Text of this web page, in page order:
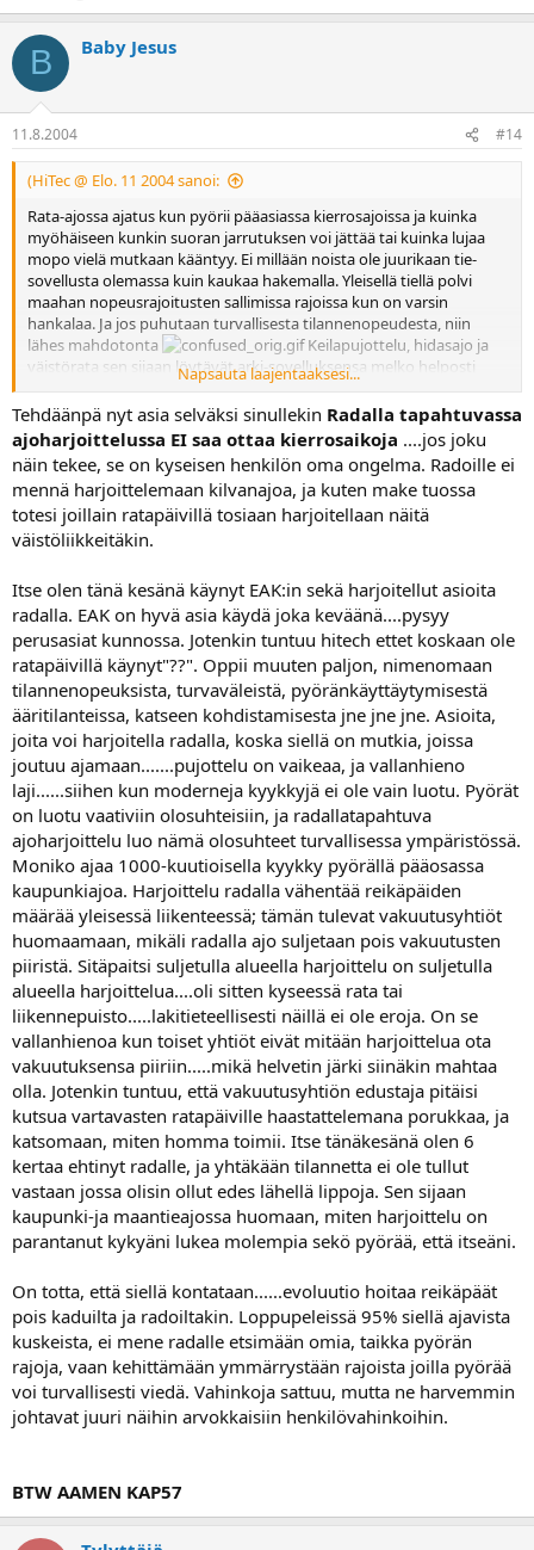
B Baby Jesus
11.8.2004 #14
(HiTec @ Elo. 11 2004 sanoi:
Rata-ajossa ajatus kun pyörii pääasiassa kierrosajoissa ja kuinka
myöhäiseen kunkin suoran jarrutuksen voi jättää tai kuinka lujaa
mopo vielä mutkaan kääntyy. Ei millään noista ole juurikaan tie-
sovellusta olemassa kuin kaukaa hakemalla. Yleisellä tiellä polvi
maahan nopeusrajoitusten sallimissa rajoissa kun on varsin
hankalaa. Ja jos puhutaan turvallisesta tilannenopeudesta, niin
lähes mahdotonta
Keilapujottelu, hidasajo ja
väistörata sen sijaan löytävät arki-sovelluksensa melko helposti
kaupunkiliikenteestä ja hirvikolarin väistämisestä. Vaan kuinka
monella ratapäivällä näitä harjoitellaan? Miksi ylipäätään nämä em.
harjoitteet pitäisi tapahtua radalla, kun tarkoitukseen riittäisi vaikka
suljettu parkkialue? Ymmärtääkseni vakuutusyhtiöidenkin
suhtautuminen tuollaiseen parkkialue-harjoitteluun on kuitenkin
selkeästi myönteisempi, sillä niissä harvemmin on pelkoa
kierrosaikojen aiheuttamasta kilpailuvietistä
Napsauta laajentaaksesi...
Tehdäänpä nyt asia selväksi sinullekin Radalla tapahtuvassa
ajoharjoittelussa EI saa ottaa kierrosaikoja ....jos joku
näin tekee, se on kyseisen henkilön oma ongelma. Radoille ei
mennä harjoittelemaan kilvanajoa, ja kuten make tuossa
totesi joillain ratapäivillä tosiaan harjoitellaan näitä
väistöliikkeitäkin.
Itse olen tänä kesänä käynyt EAK:in sekä harjoitellut asioita
radalla. EAK on hyvä asia käydä joka keväänä....pysyy
perusasiat kunnossa. Jotenkin tuntuu hitech ettet koskaan ole
ratapäivillä käynyt"??". Oppii muuten paljon, nimenomaan
tilannenopeuksista, turvaväleistä, pyöränkäyttäytymisestä
ääritilanteissa, katseen kohdistamisesta jne jne jne. Asioita,
joita voi harjoitella radalla, koska siellä on mutkia, joissa
joutuu ajamaan.......pujottelu on vaikeaa, ja vallanhieno
laji......siihen kun moderneja kyykkyjä ei ole vain luotu. Pyörät
on luotu vaativiin olosuhteisiin, ja radallatapahtuva
ajoharjoittelu luo nämä olosuhteet turvallisessa ympäristössä.
Moniko ajaa 1000-kuutioisella kyykky pyörällä pääosassa
kaupunkiajoa. Harjoittelu radalla vähentää reikäpäiden
määrää yleisessä liikenteessä; tämän tulevat vakuutusyhtiöt
huomaamaan, mikäli radalla ajo suljetaan pois vakuutusten
piiristä. Sitäpaitsi suljetulla alueella harjoittelu on suljetulla
alueella harjoittelua....oli sitten kyseessä rata tai
liikennepuisto.....lakitieteellisesti näillä ei ole eroja. On se
vallanhienoa kun toiset yhtiöt eivät mitään harjoittelua ota
vakuutuksensa piiriin.....mikä helvetin järki siinäkin mahtaa
olla. Jotenkin tuntuu, että vakuutusyhtiön edustaja pitäisi
kutsua vartavasten ratapäiville haastattelemana porukkaa, ja
katsomaan, miten homma toimii. Itse tänäkesänä olen 6
kertaa ehtinyt radalle, ja yhtäkään tilannetta ei ole tullut
vastaan jossa olisin ollut edes lähellä lippoja. Sen sijaan
kaupunki-ja maantieajossa huomaan, miten harjoittelu on
parantanut kykyäni lukea molempia sekö pyörää, että itseäni.
On totta, että siellä kontataan......evoluutio hoitaa reikäpäät
pois kaduilta ja radoiltakin. Loppupeleissä 95% siellä ajavista
kuskeista, ei mene radalle etsimään omia, taikka pyörän
rajoja, vaan kehittämään ymmärrystään rajoista joilla pyörää
voi turvallisesti viedä. Vahinkoja sattuu, mutta ne harvemmin
johtavat juuri näihin arvokkaisiin henkilövahinkoihin.
BTW AAMEN KAP57